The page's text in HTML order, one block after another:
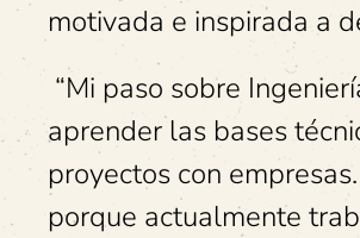
motivada e inspirada a
“Mi paso sobre
aprender las bases
proyectos con
porque actualmente